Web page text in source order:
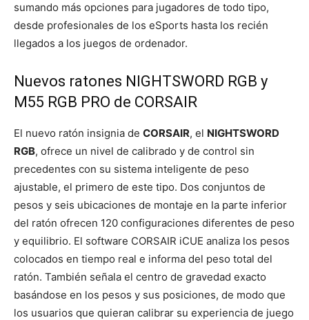
sumando más opciones para jugadores de todo tipo,
desde profesionales de los eSports hasta los recién
llegados a los juegos de ordenador.
Nuevos ratones NIGHTSWORD RGB y
M55 RGB PRO de CORSAIR
El nuevo ratón insignia de CORSAIR, el NIGHTSWORD
RGB, ofrece un nivel de calibrado y de control sin
precedentes con su sistema inteligente de peso
ajustable, el primero de este tipo. Dos conjuntos de
pesos y seis ubicaciones de montaje en la parte inferior
del ratón ofrecen 120 configuraciones diferentes de peso
y equilibrio. El software CORSAIR iCUE analiza los pesos
colocados en tiempo real e informa del peso total del
ratón. También señala el centro de gravedad exacto
basándose en los pesos y sus posiciones, de modo que
los usuarios que quieran calibrar su experiencia de juego